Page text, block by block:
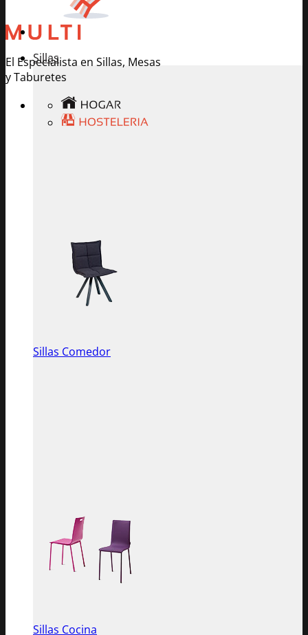
El Especialista en Sillas, Mesas
y Taburetes
Sillas
Sillas Comedor
Sillas Cocina